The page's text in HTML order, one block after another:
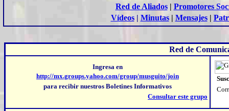
Red de Aliados| Promotores
Vídeos| Minutas| Mensajes|
Red de
Ingresa en
http://mx.groups.yahoo.com/group/musguito/join
para recibir nuestros Boletines Informativos
Consultar este grupo